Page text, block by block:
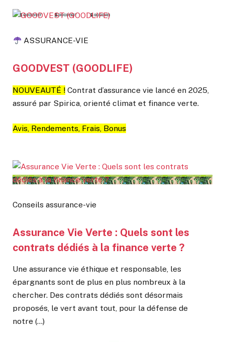
ASSURANCE-VIE
GOODVEST (GOODLIFE)
NOUVEAUTÉ ! Contrat d’assurance vie lancé en 2025,
assuré par Spirica, orienté climat et finance verte.
Avis, Rendements, Frais, Bonus
Conseils assurance-vie
Assurance Vie Verte : Quels sont les
contrats dédiés à la finance verte ?
Une assurance vie éthique et responsable, les
épargnants sont de plus en plus nombreux à la
chercher. Des contrats dédiés sont désormais
proposés, le vert avant tout, pour la défense de
notre (…)